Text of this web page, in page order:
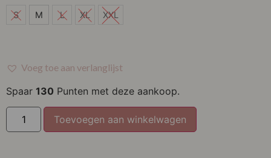
S
XXL
S M L XL XXL
Voeg toe aan verlanglijst
Spaar 130 Punten met deze aankoop.
Toevoegen aan winkelwagen